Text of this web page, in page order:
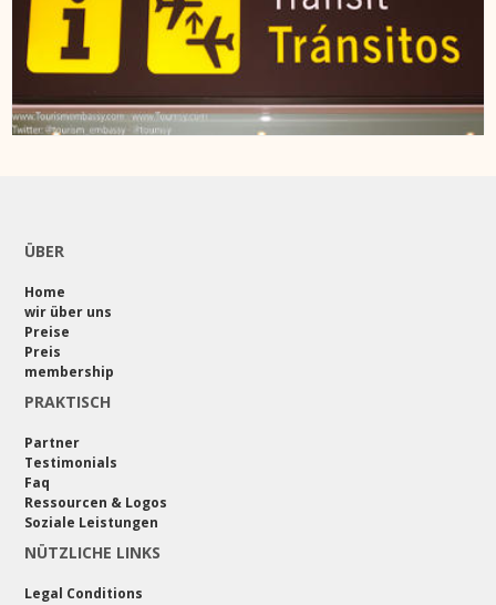
ÜBER
Home
wir über uns
Preise
Preis
membership
PRAKTISCH
Partner
Testimonials
Faq
Ressourcen & Logos
Soziale Leistungen
NÜTZLICHE LINKS
Legal Conditions